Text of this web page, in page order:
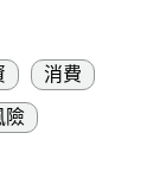
消費
險